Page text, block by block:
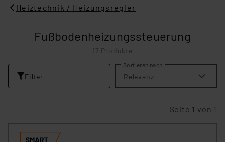
Heiztechnik / Heizungsregler
Fußbodenheizungssteuerung
17 Produkte
Filter
Sortieren nach
Relevanz
Seite 1 von 1